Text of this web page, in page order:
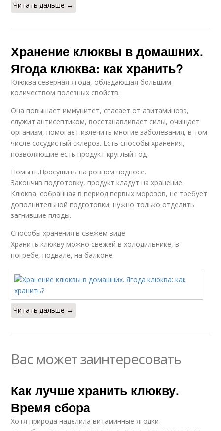
Читать дальше →
Хранение клюквы в домашних.
Ягода клюква: как хранить?
Клюква северная ягода, обладающая большим
количеством полезных свойств.
Она повышает иммунитет, спасает от авитаминоза,
служит антисептиком, восстанавливает силы, очищает
организм, помогает излечить многие заболевания, в том
числе сосудистый склероз. Есть способы хранения,
позволяющие есть продукт круглый год.
Помыть.Просушить на ровном подносе.
Закончив подготовку, продукт кладут на хранение.
Клюква, собранная в период первых морозов, не требует
дополнительной подготовки, нужно только отделить
загнившие плоды.
Способы хранения в свежем виде
Хранить клюкву можно свежей в холодильнике, в
погребе, подвале, на балконе.
Читать дальше →
Вас может заинтересовать
Как лучше хранить клюкву.
Время сбора
Хотя природа наделила витаминные ягодки